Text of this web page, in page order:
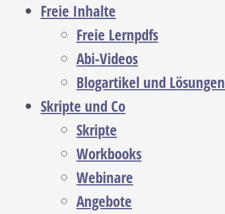
Freie Inhalte
Freie Lernpdfs
Abi-Videos
Blogartikel und Lösungen
Skripte und Co
Skripte
Workbooks
Webinare
Angebote